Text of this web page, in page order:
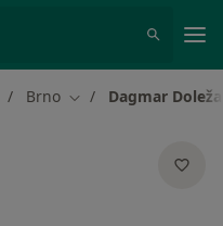
Brno Změna města
Dagmar